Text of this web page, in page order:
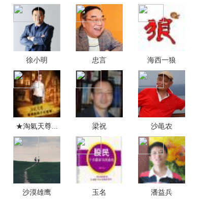
徐小明 忠言 海西一狼
★淘氣天尊... 梁祝 沙黾农
沙漠雄鹰 玉名 潘益兵